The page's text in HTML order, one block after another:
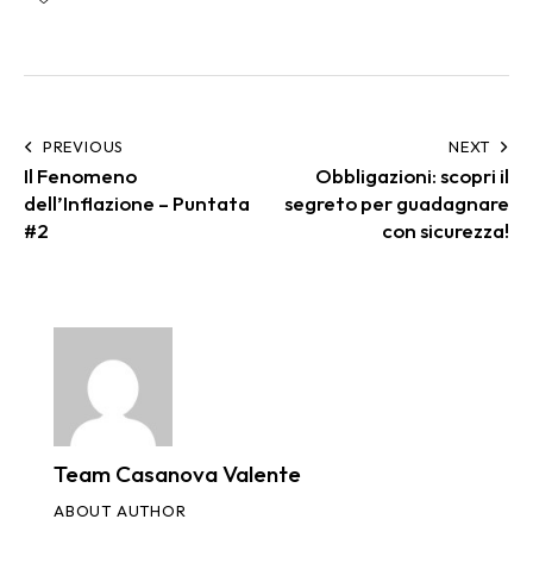
PREVIOUS
Il Fenomeno
dell’Inflazione – Puntata
#2
NEXT
Obbligazioni: scopri il
segreto per guadagnare
con sicurezza!
Team Casanova Valente
ABOUT AUTHOR